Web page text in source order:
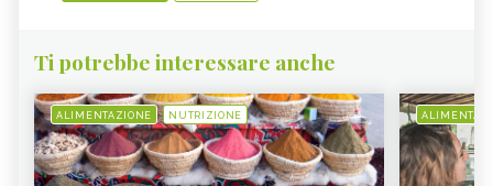
Ti potrebbe interessare anche
ALIMENTAZIONE NUTRIZIONE